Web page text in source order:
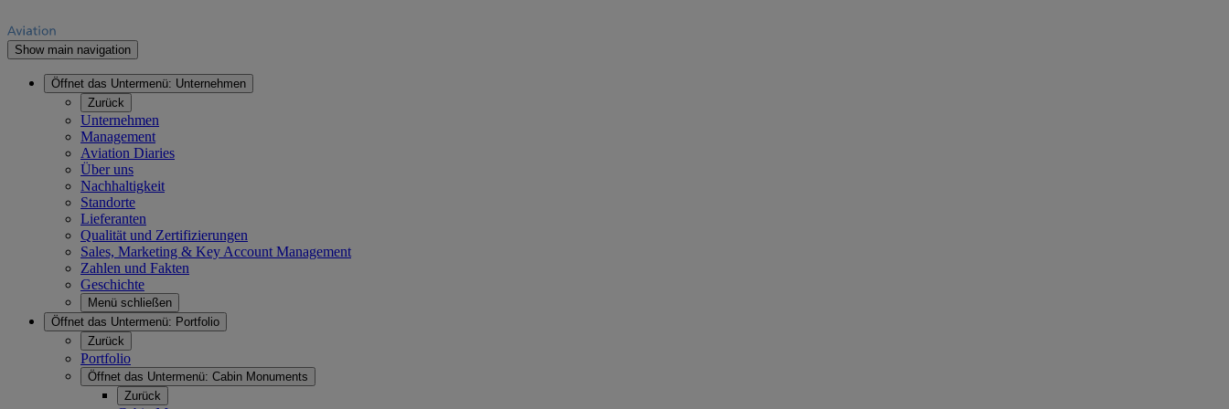
Show main navigation
Öffnet das Untermenü: Unternehmen
Zurück
Unternehmen
Management
Aviation Diaries
Über uns
Nachhaltigkeit
Standorte
Lieferanten
Qualität und Zertifizierungen
Sales, Marketing & Key Account Management
Zahlen und Fakten
Geschichte
Menü schließen
Öffnet das Untermenü: Portfolio
Zurück
Portfolio
Öffnet das Untermenü: Cabin Monuments
Zurück